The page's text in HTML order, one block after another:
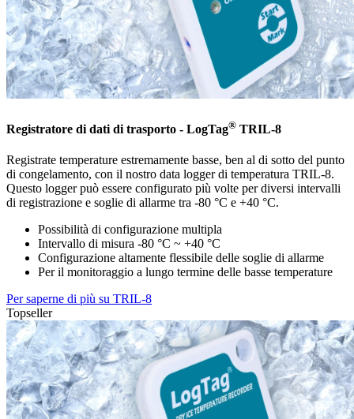
Registratore di dati di trasporto - LogTag® TRIL-8
Registrate temperature estremamente basse, ben al di sotto del punto
di congelamento, con il nostro data logger di temperatura TRIL-8.
Questo logger può essere configurato più volte per diversi intervalli
di registrazione e soglie di allarme tra -80 °C e +40 °C.
Possibilità di configurazione multipla
Intervallo di misura -80 °C ~ +40 °C
Configurazione altamente flessibile delle soglie di allarme
Per il monitoraggio a lungo termine delle basse temperature
Per saperne di più su TRIL-8
Topseller